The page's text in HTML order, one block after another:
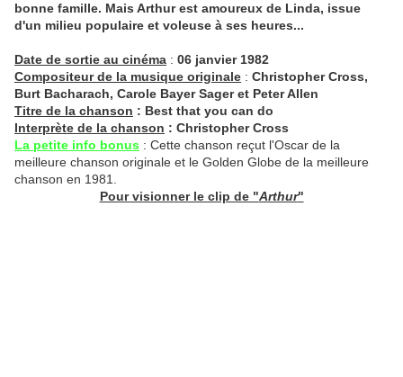
bonne famille. Mais Arthur est amoureux de Linda, issue
d'un milieu populaire et voleuse à ses heures...
Date de sortie au cinéma : 06 janvier 1982
Compositeur de la musique originale : Christopher Cross,
Burt Bacharach, Carole Bayer Sager et Peter Allen
Titre de la chanson : Best that you can do
Interprète de la chanson : Christopher Cross
La petite info bonus : Cette chanson reçut l'Oscar de la
meilleure chanson originale et le Golden Globe de la meilleure
chanson en 1981.
Pour visionner le clip de "Arthur"